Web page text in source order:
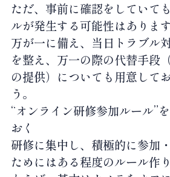
ただ、事前に確認をしていて
ルが発生する可能性はありま
万が一に備え、当日トラブル
を整え、万一の際の代替手段
の提供）についても用意して
う。
“オンライン研修参加ルール”
おく
研修に集中し、積極的に参加
ためにはある程度のルール作